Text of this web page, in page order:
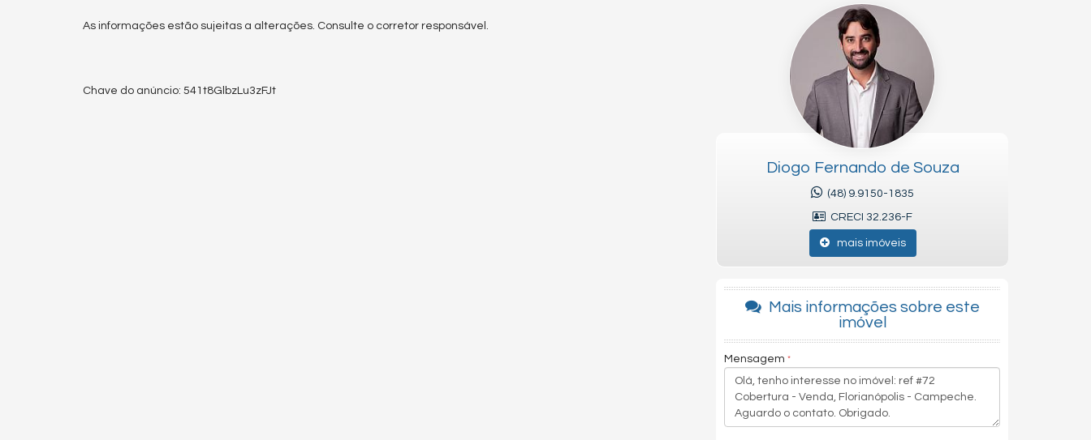
As informações estão sujeitas a alterações. Consulte o corretor responsável.
Chave do anúncio: 541t8GlbzLu3zFJt
Diogo Fernando de Souza
(48) 9.9150-1835
CRECI 32.236-F
mais imóveis
Mais informações sobre este
imóvel
Mensagem